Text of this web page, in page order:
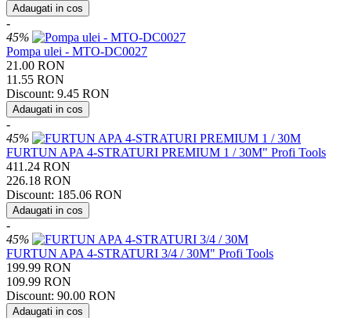
Adaugati in cos
-
45%
Pompa ulei - MTO-DC0027
21.00 RON
11.55 RON
Discount: 9.45 RON
Adaugati in cos
-
45%
FURTUN APA 4-STRATURI PREMIUM 1 / 30M" Profi Tools
411.24 RON
226.18 RON
Discount: 185.06 RON
Adaugati in cos
-
45%
FURTUN APA 4-STRATURI 3/4 / 30M" Profi Tools
199.99 RON
109.99 RON
Discount: 90.00 RON
Adaugati in cos